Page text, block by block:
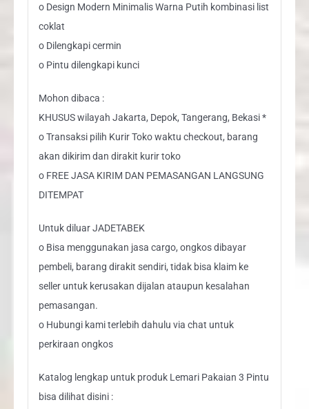
o Design Modern Minimalis Warna Putih kombinasi list
coklat
o Dilengkapi cermin
o Pintu dilengkapi kunci
Mohon dibaca :
KHUSUS wilayah Jakarta, Depok, Tangerang, Bekasi *
o Transaksi pilih Kurir Toko waktu checkout, barang
akan dikirim dan dirakit kurir toko
o FREE JASA KIRIM DAN PEMASANGAN LANGSUNG
DITEMPAT
Untuk diluar JADETABEK
o Bisa menggunakan jasa cargo, ongkos dibayar
pembeli, barang dirakit sendiri, tidak bisa klaim ke
seller untuk kerusakan dijalan ataupun kesalahan
pemasangan.
o Hubungi kami terlebih dahulu via chat untuk
perkiraan ongkos
Katalog lengkap untuk produk Lemari Pakaian 3 Pintu
bisa dilihat disini :